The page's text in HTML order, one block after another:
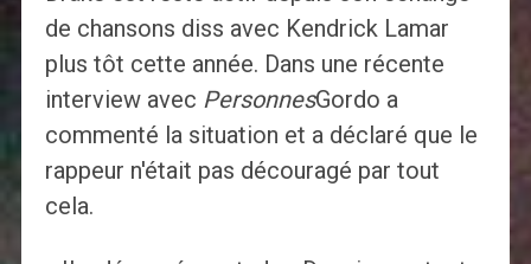
de chansons diss avec Kendrick Lamar
plus tôt cette année. Dans une récente
interview avec PersonnesGordo a
commenté la situation et a déclaré que le
rappeur n'était pas découragé par tout
cela.